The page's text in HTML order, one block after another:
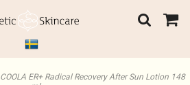
COOLA ER+ Radical Recovery After Sun Lotion 148